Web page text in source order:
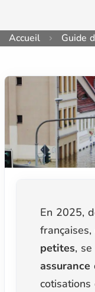
Accueil Guide
En 2025,
petites,
assurance